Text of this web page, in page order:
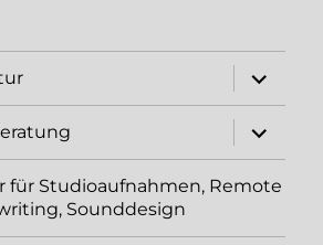
öffnen
öffnen
für Studioaufnahmen, Remote
Sounddesign